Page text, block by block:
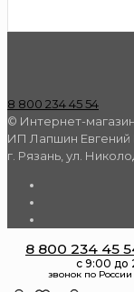
8 800 234 45 54
© Интернет-
ИП Лапшин Евгений
г. Рязань, ул.
8 800 234 45